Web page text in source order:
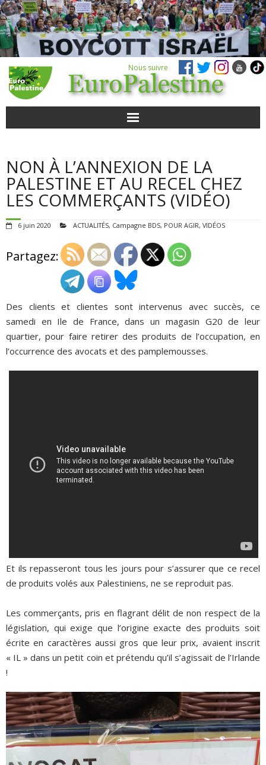
Nous suivre
POUR AGIR
AGENDA
VIDÉOS
QUI SOMMES-NOUS ?
ADHÉSIONS, DONS, CONTACT
NON À L’ANNEXION DE LA
PALESTINE ET AU RECEL CHEZ
LES COMMERÇANTS (VIDÉO)
6 juin 2020 ACTUALITÉS, Campagne BDS, POUR AGIR, VIDÉOS
Partagez:
Des clients et clientes sont intervenus avec succès, ce
samedi en Ile de France, dans un magasin G20 de leur
quartier, pour faire retirer des produits de l’occupation, en
l’occurrence des avocats et des pamplemousses.
Et ils repasseront tous les jours pour s’assurer que ce recel
de produits volés aux Palestiniens, ne se reproduit pas.
Les commerçants, pris en flagrant délit de non respect de la
législation, qui exige que l’origine exacte des produits soit
écrite en caractères aussi gros que leur prix, avaient inscrit
« IL » dans un petit coin et prétendu qu’il s’agissait de l’Irlande
!